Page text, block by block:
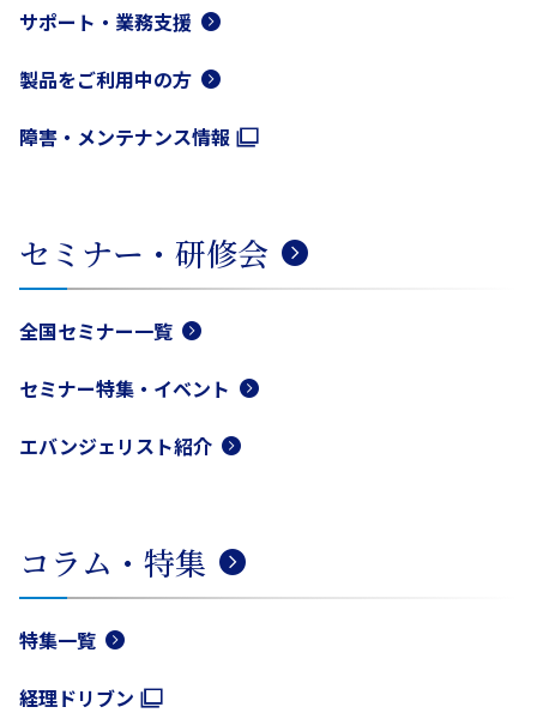
サポート・業務支援
製品をご利用中の方
障害・メンテナンス情報
セミナー・研修会
全国セミナー一覧
セミナー特集・イベント
エバンジェリスト紹介
コラム・特集
特集一覧
経理ドリブン